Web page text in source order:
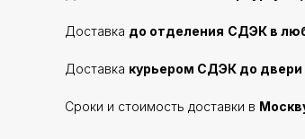
Доставка до отделения СДЭК в
Доставка курьером СДЭК до
Сроки и стоимость доставки в